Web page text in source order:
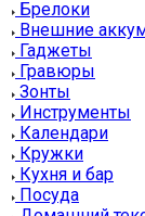
Брелоки
Внешние
Гаджеты
Гравюры
Зонты
Инструменты
Календари
Кружки
Кухня и бар
Посуда